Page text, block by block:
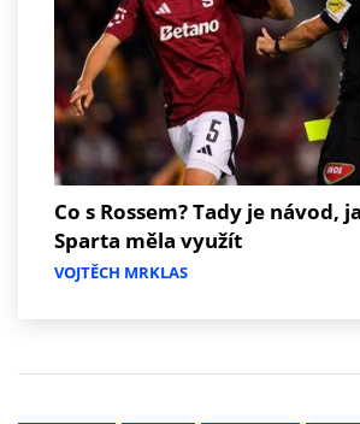
Co s Rossem? Tady je návod,
Sparta měla využít
VOJTĚCH MRKLAS